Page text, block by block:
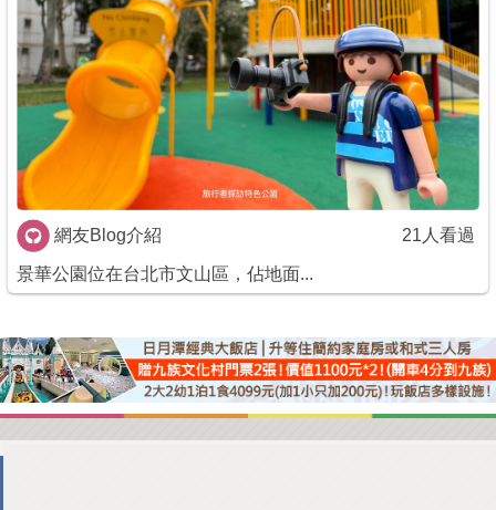
商家合作
推薦景點
討論區
聯絡我們
APP下載
網友Blog介紹 21人看過
景華公園位在台北市文山區，佔地面...